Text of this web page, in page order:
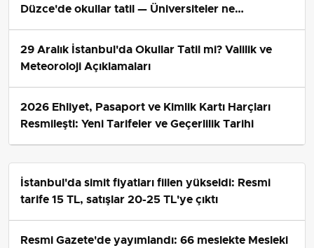
Düzce'de okullar tatil — Üniversiteler ne
29 Aralık İstanbul'da Okullar Tatil mi? Valilik ve
Meteoroloji Açıklamaları
2026 Ehliyet, Pasaport ve Kimlik Kartı Harçları
Resmileşti: Yeni Tarifeler ve Geçerlilik Tarihi
İstanbul'da simit fiyatları fiilen yükseldi: Resmi
tarife 15 TL, satışlar 20-25 TL'ye çıktı
Resmi Gazete'de yayımlandı: 66 meslekte Mesleki